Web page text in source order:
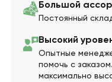
Большой
Постоянный
Высокий
Опытные
помочь с
максимально